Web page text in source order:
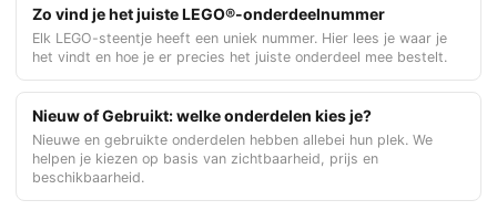
Zo vind je het juiste LEGO®-onderdeelnummer
Elk LEGO-steentje heeft een uniek nummer. Hier lees je waar je
het vindt en hoe je er precies het juiste onderdeel mee bestelt.
Nieuw of Gebruikt: welke onderdelen kies je?
Nieuwe en gebruikte onderdelen hebben allebei hun plek. We
helpen je kiezen op basis van zichtbaarheid, prijs en
beschikbaarheid.